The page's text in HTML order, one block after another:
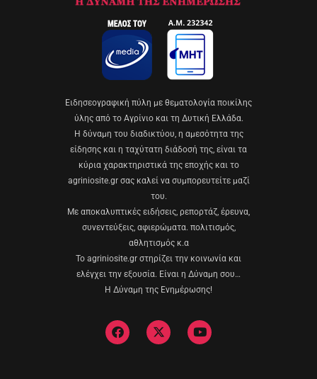
Eιδησεογραφική πύλη με θεματολογία ποικίλης
ύλης από το Αγρίνιο και τη Δυτική Ελλάδα.
Η δύναμη του διαδικτύου, η αμεσότητα της
είδησης και η ταχύτατη διάδοσή της, είναι τα
κύρια χαρακτηριστικά της εποχής και το
agriniosite.gr σας καλεί να συμπορευτείτε μαζί
του.
Με αποκαλυπτικές ειδήσεις, ρεπορτάζ, έρευνα,
συνεντεύξεις, αφιερώματα. πολιτισμός,
αθλητισμός κ.α
Το agriniosite.gr στηρίζει την κοινωνία και
ελέγχει την εξουσία. Είναι η Δύναμη σου…
Η Δύναμη της Ενημέρωσης!